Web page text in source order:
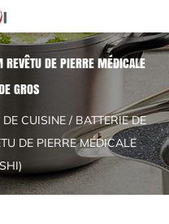
DE PIERRE MÉDICALE
GROS
DE CUISINE/ BATTERIE DE
DE PIERRE MÉDICALE